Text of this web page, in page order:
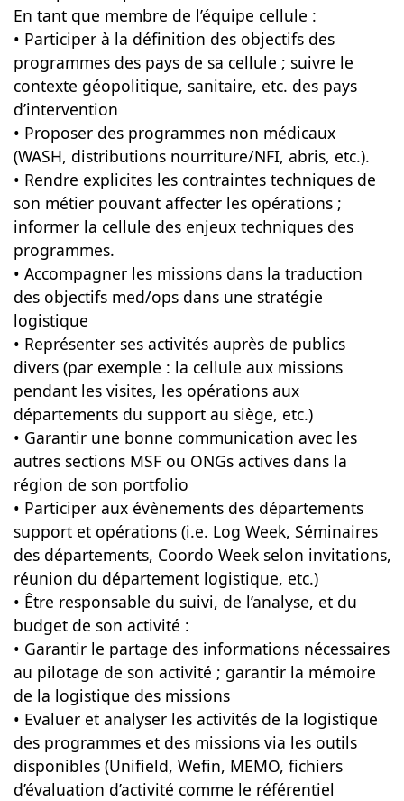
En tant que membre de l’équipe cellule :
• Participer à la définition des objectifs des
programmes des pays de sa cellule ; suivre le
contexte géopolitique, sanitaire, etc. des pays
d’intervention
• Proposer des programmes non médicaux
(WASH, distributions nourriture/NFI, abris, etc.).
• Rendre explicites les contraintes techniques de
son métier pouvant affecter les opérations ;
informer la cellule des enjeux techniques des
programmes.
• Accompagner les missions dans la traduction
des objectifs med/ops dans une stratégie
logistique
• Représenter ses activités auprès de publics
divers (par exemple : la cellule aux missions
pendant les visites, les opérations aux
départements du support au siège, etc.)
• Garantir une bonne communication avec les
autres sections MSF ou ONGs actives dans la
région de son portfolio
• Participer aux évènements des départements
support et opérations (i.e. Log Week, Séminaires
des départements, Coordo Week selon invitations,
réunion du département logistique, etc.)
• Être responsable du suivi, de l’analyse, et du
budget de son activité :
• Garantir le partage des informations nécessaires
au pilotage de son activité ; garantir la mémoire
de la logistique des missions
• Evaluer et analyser les activités de la logistique
des programmes et des missions via les outils
disponibles (Unifield, Wefin, MEMO, fichiers
d’évaluation d’activité comme le référentiel